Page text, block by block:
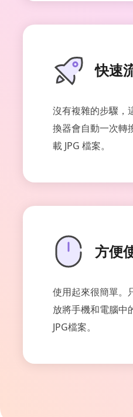
快速
沒有複雜的步驟，
換器會自動一次轉
載 JPG 檔案。
方便
使用起來很簡單。
放將手機和電腦中
JPG檔案。